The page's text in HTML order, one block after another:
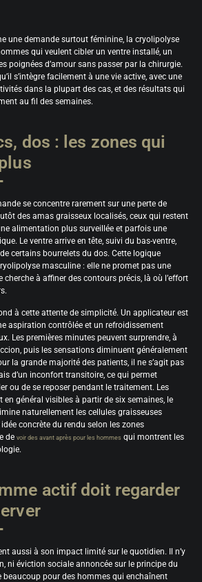
une demande surtout féminine, la cryolipolyse
qui veulent cibler un ventre installé, un
poignées d’amour sans passer par la chirurgie.
s’intègre facilement à une vie active, avec une
dans la plupart des cas, et des résultats qui
au fil des semaines.
dos : les zones qui
se concentre rarement sur une perte de
des amas graisseux localisés, ceux qui restent
alimentation plus surveillée et parfois une
Le ventre arrive en tête, suivi du bas-ventre,
certains bourrelets du dos. Cette logique
masculine : elle ne promet pas une
à affiner des contours précis, là où l’effort
à cette attente de simplicité. Un applicateur est
aspiration contrôlée et un refroidissement
Les premières minutes peuvent surprendre, à
puis les sensations diminuent généralement
la grande majorité des patients, il ne s’agit pas
d’un inconfort transitoire, ce qui permet
ou de se reposer pendant le traitement. Les
général visibles à partir de six semaines, le
naturellement les cellules graisseuses
concrète du rendu selon les zones
de voir des avant après pour les hommes qui montrent les
actif doit regarder
aussi à son impact limité sur le quotidien. Il n’y
ni éviction sociale annoncée sur le principe du
beaucoup pour des hommes qui enchaînent